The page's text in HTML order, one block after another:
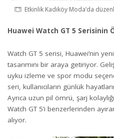
Etkinlik Kadıköy Moda’da
Huawei Watch GT 5 Serisinin
Watch GT 5 serisi, Huawei’nin
tasarımını bir araya getiriyor.
uyku izleme ve spor modu
seri, kullanıcıların günlük
Ayrıca uzun pil ömrü, şarj
Watch GT 5’i benzerlerinden
alıyor.